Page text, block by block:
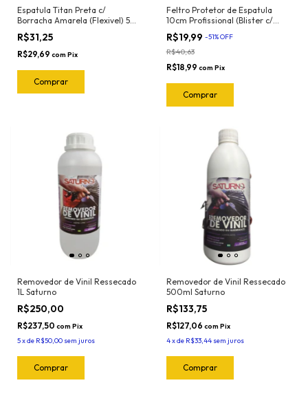
Espatula Titan Preta c/
Borracha Amarela (Flexivel) 50-
2044 Exfak
R$31,25
R$29,69 com Pix
Feltro Protetor de Espatula
10cm Profissional (Blister c/
5und) Banana Buffer
R$19,99 -51%OFF
R$40,63
R$18,99 com Pix
Removedor de Vinil Ressecado
1L Saturno
R$250,00
R$237,50 com Pix
5xde R$50,00 sem juros
Removedor de Vinil Ressecado
500ml Saturno
R$133,75
R$127,06 com Pix
4xde R$33,44 sem juros